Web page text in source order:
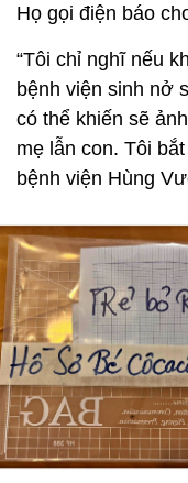
Họ gọi điện báo
“Tôi chỉ nghĩ nếu
bệnh viện sinh nở
có thể khiến sẽ
mẹ lẫn con. Tôi
bệnh viện Hùng